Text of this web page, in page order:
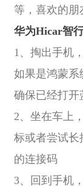
等，喜欢的朋
华为Hicar智
1、掏出手机
如果是鸿蒙系
确保已经打开
2、坐在车上
标或者尝试长
的连接码
3、回到手机